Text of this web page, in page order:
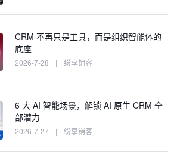
CRM 不再只是工具，而是组织智能体的
底座
2026-7-28 | 纷享销客
6 大 AI 智能场景，解锁 AI 原生 CRM 全
部潜力
2026-7-27 | 纷享销客